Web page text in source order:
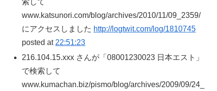
www.katsunori.com/blog/archives/2010/11/09_2359/
にアクセスしました http://logtwit.com/log/1810745
posted at 22:51:23
216.104.15.xxx さんが「08001230023 日本エスト」
で検索して
www.kumachan.biz/pismo/blog/archives/2009/09/24_